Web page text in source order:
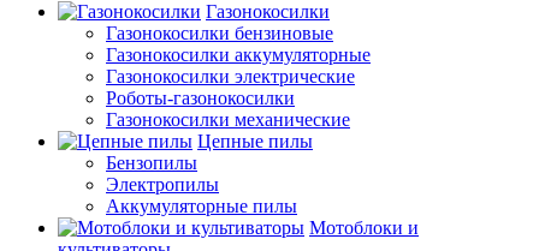
Газонокосилки
Газонокосилки бензиновые
Газонокосилки аккумуляторные
Газонокосилки электрические
Роботы-газонокосилки
Газонокосилки механические
Цепные пилы
Бензопилы
Электропилы
Аккумуляторные пилы
Мотоблоки и